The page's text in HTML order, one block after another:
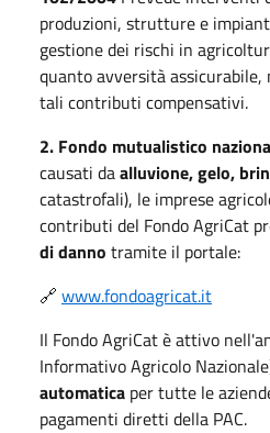
produzioni, strutture e
gestione dei rischi in
quanto avversità assicurabile,
tali contributi compensativi.
2. Fondo mutualistico
causati daalluvione, gelo,
catastrofali), le imprese
contributi del Fondo AgriCat
di danno tramite il portale:
🔗 www.fondoagricat.it
Il Fondo AgriCat è attivo
Informativo Agricolo
automatica per tutte le
pagamenti diretti della PAC.